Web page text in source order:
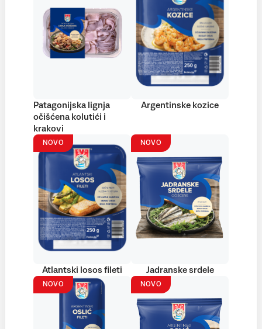
Patagonijska lignja
očišćena kolutići i
krakovi
Argentinske kozice
NOVO
Atlantski losos fileti
NOVO
Jadranske srdele
NOVO NOVO